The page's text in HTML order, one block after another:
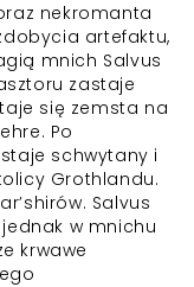
nekromanta
artefaktu,
mnich Salvus
zastaje
się zemsta na
Po
schwytany i
Grothlandu.
Salvus
w mnichu
krwawe